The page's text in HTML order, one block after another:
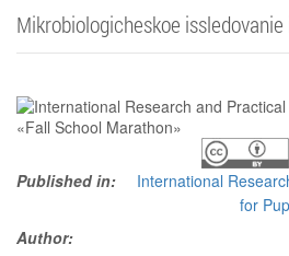
Mikrobiologicheskoe
Published in:
International
for
Author: